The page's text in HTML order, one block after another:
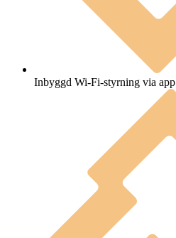
Inbyggd Wi-Fi-styrning via app